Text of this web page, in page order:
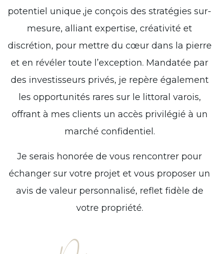
potentiel unique ,je conçois des stratégies sur-
mesure, alliant expertise, créativité et
discrétion, pour mettre du cœur dans la pierre
et en révéler toute l’exception. Mandatée par
des investisseurs privés, je repère également
les opportunités rares sur le littoral varois,
offrant à mes clients un accès privilégié à un
marché confidentiel.
Je serais honorée de vous rencontrer pour
échanger sur votre projet et vous proposer un
avis de valeur personnalisé, reflet fidèle de
votre propriété.